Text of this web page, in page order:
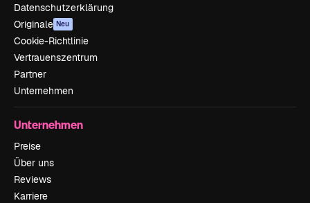
Datenschutzerklärung
Originale Neu
Cookie-Richtlinie
Vertrauenszentrum
Partner
Unternehmen
Unternehmen
Preise
Über uns
Reviews
Karriere